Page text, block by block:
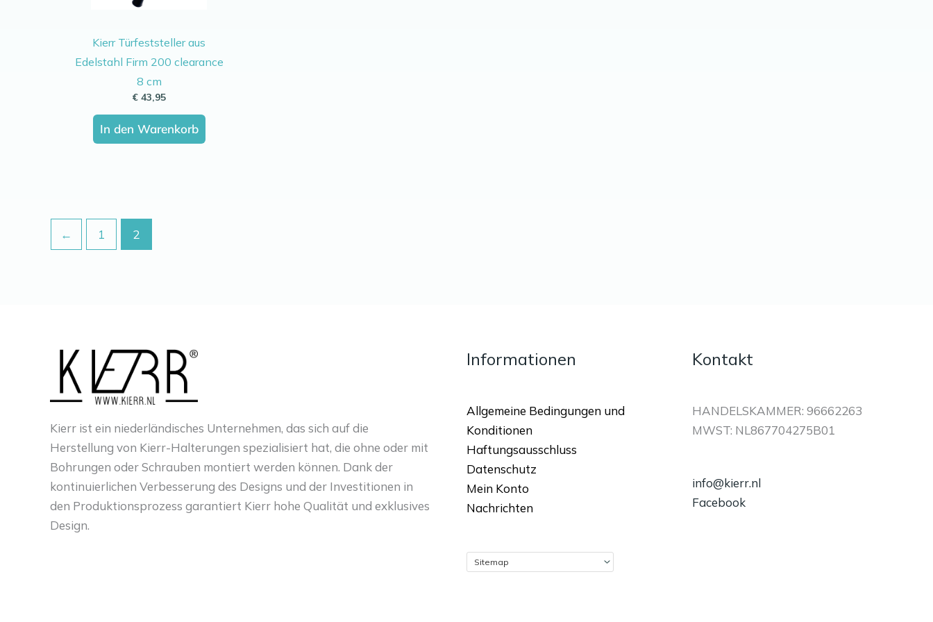
Kierr Türfeststeller aus
Edelstahl Firm 200 clearance
8 cm
€ 43,95
In den Warenkorb
← 1 2
Kierr ist ein niederländisches Unternehmen, das sich auf die
Herstellung von Kierr-Halterungen spezialisiert hat, die ohne oder mit
Bohrungen oder Schrauben montiert werden können. Dank der
kontinuierlichen Verbesserung des Designs und der Investitionen in
den Produktionsprozess garantiert Kierr hohe Qualität und exklusives
Design.
Informationen
Allgemeine Bedingungen und
Konditionen
Haftungsausschluss
Datenschutz
Mein Konto
Nachrichten
Kontakt
HANDELSKAMMER: 96662263
MWST: NL867704275B01
info@kierr.nl
Facebook